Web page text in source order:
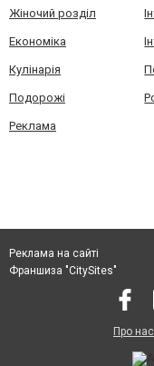
Жіночий розділ
Економіка
Кулінарія
Подорожі
Реклама
Реклама на сайті
Франшиза "CitySites"
Про нас